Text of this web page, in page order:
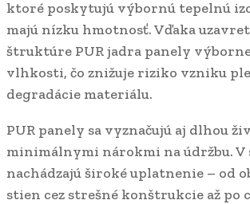
ktoré poskytujú výbornú tepelnú
majú nízku hmotnosť. Vďaka
štruktúre PUR jadra panely
vlhkosti, čo znižuje riziko vzniku
degradácie materiálu.
PUR panely sa vyznačujú aj dlhou
minimálnymi nárokmi na údržbu.
nachádzajú široké uplatnenie – od
stien cez strešné konštrukcie až po